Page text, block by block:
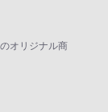
オリジナル商